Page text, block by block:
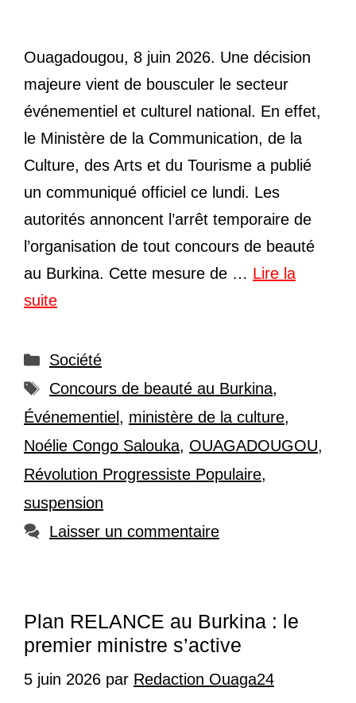
Ouagadougou, 8 juin 2026. Une décision
majeure vient de bousculer le secteur
événementiel et culturel national. En effet,
le Ministère de la Communication, de la
Culture, des Arts et du Tourisme a publié
un communiqué officiel ce lundi. Les
autorités annoncent l’arrêt temporaire de
l’organisation de tout concours de beauté
au Burkina. Cette mesure de … Lire la
suite
Catégories
Société
Étiquettes
Concours de beauté au Burkina,
Événementiel , ministère de la culture,
Noélie Congo Salouka, OUAGADOUGOU,
Révolution Progressiste Populaire,
suspension
Laisser un commentaire
Plan RELANCE au Burkina : le
premier ministre s’active
5 juin 2026 par Redaction Ouaga24